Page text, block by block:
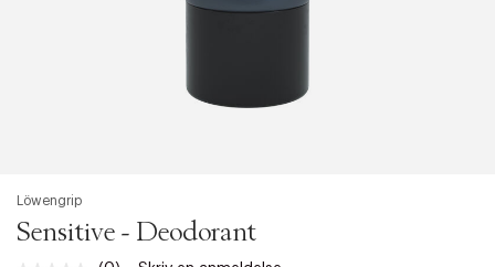
Löwengrip
Sensitive - Deodorant